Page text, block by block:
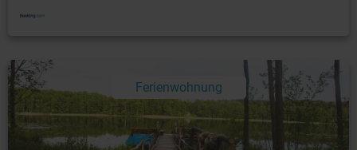
Ferienwohnung